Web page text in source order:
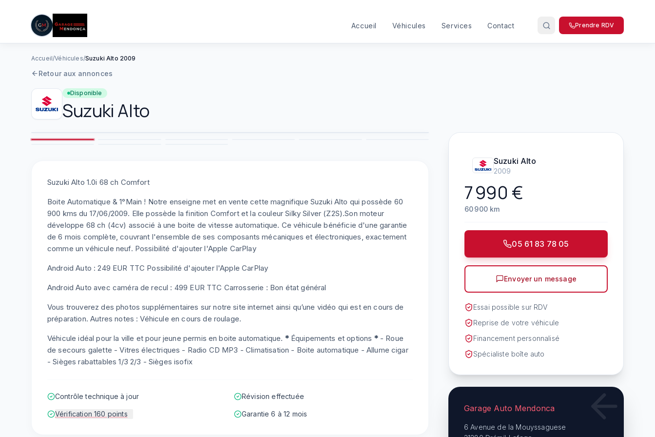
Aller au contenu principal
Accueil Véhicules Services Contact Prendre RDV
Accueil/Véhicules/Suzuki Alto 2009
Retour aux annonces
Disponible
Suzuki Alto
7
Suzuki Alto 1.0i 68 ch Comfort
Boite Automatique & 1°Main ! Notre enseigne met en vente cette magnifique Suzuki Alto qui possède 60
900 kms du 17/06/2009. Elle possède la finition Comfort et la couleur Silky Silver (Z2S).Son moteur
développe 68 ch (4cv) associé à une boite de vitesse automatique. Ce véhicule bénéficie d'une garantie
de 6 mois complète, couvrant l'ensemble de ses composants mécaniques et électroniques, exactement
comme un véhicule neuf. Possibilité d'ajouter l'Apple CarPlay
Android Auto : 249 EUR TTC Possibilité d'ajouter l'Apple CarPlay
Android Auto avec caméra de recul : 499 EUR TTC Carrosserie : Bon état général
Vous trouverez des photos supplémentaires sur notre site internet ainsi qu’une vidéo qui est en cours de
préparation. Autres notes : Véhicule en cours de roulage.
Véhicule idéal pour la ville et pour jeune permis en boite automatique. *Équipements et options *- Roue
de secours galette - Vitres électriques - Radio CD MP3 - Climatisation - Boite automatique - Allume cigar
- Sièges rabattables 1/3 2/3 - Sièges isofix
Contrôle technique à jour Révision effectuée
Vérification 160 points Garantie 6 à 12 mois
Suzuki Alto
2009
7 990 €
60 900km
05 61 83 78 05
Envoyer un message
Essai possible sur RDV
Reprise de votre véhicule
Financement personnalisé
Spécialiste boîte auto
Garage Auto Mendonca
6 Avenue de la Mouyssaguese